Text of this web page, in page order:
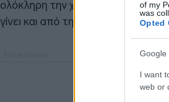
of my
was
Opted
Google
I want
web or
ολόκληρη την χώρα, ενώ
γίνει και από την παρουσία της